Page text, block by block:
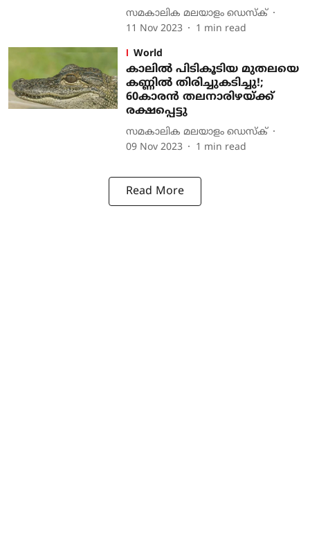
സമകാലിക മലയാളം ഡെസ്ക്
11 Nov 2023
1 min read
World
കാലില്‍ പിടികൂടിയ മുതലയെ
കണ്ണില്‍ തിരിച്ചുകടിച്ചു!;
60കാരന്‍ തലനാരിഴയ്ക്ക്
രക്ഷപ്പെട്ടു
സമകാലിക മലയാളം ഡെസ്ക്
09 Nov 2023
1 min read
Read More